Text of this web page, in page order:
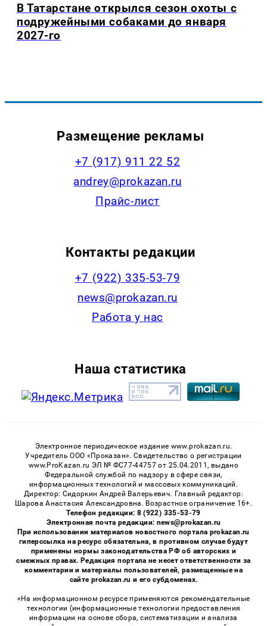
В Татарстане открылся сезон охоты с
подружейными собаками до января
2027-го
Размещение рекламы
+7 (917) 911 22 52
andrey@prokazan.ru
Прайс-лист
Контакты редакции
+7 (922) 335-53-79
news@prokazan.ru
Работа у нас
Наша статистика
Электронное периодическое издание www.prokazan.ru.
Учредитель ООО «Проказан». Cвидетельство о регистрации
www.ProKazan.ru ЭЛ № ФС77-44757 от 25.04.2011, выдано
Федеральной службой по надзору в сфере связи,
информационных технологий и массовых коммуникаций.
Директор: Сидоркин Андрей Валерьевич. Главный редактор:
Шарова Анастасия Александровна. Возрастное ограничение 16+.
Телефон редакции: 8 (922) 335-53-79
Электронная почта редакции: news@prokazan.ru
При использовании материалов новостного портала prokazan.ru
гиперссылка на ресурс обязательна, в противном случае будут
применены нормы законодательства РФ об авторских и
смежных правах. Редакция портала не несет ответственности за
комментарии и материалы пользователей, размещенные на
сайте prokazan.ru и его субдоменах.
«На информационном ресурсе применяются рекомендательные
технологии (информационные технологии предоставления
информации на основе сбора, систематизации и анализа